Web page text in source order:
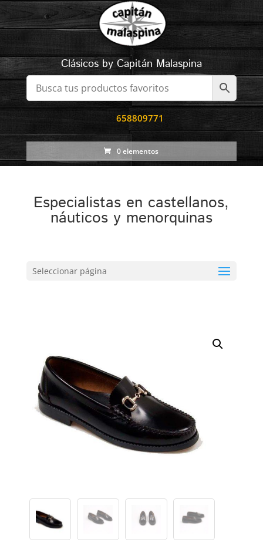
Clásicos by Capitán Malaspina
658809771
0 elementos
Especialistas en castellanos,
náuticos y menorquinas
Seleccionar página